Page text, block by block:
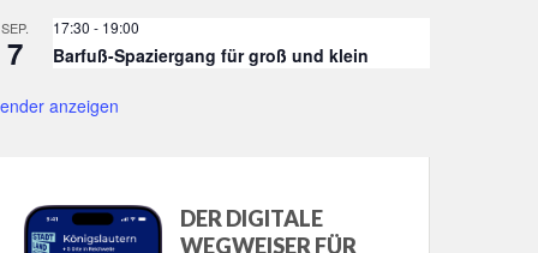
SEP.
7
17:30 - 19:00
Barfuß-Spaziergang für groß und klein
anzeigen
DER DIGITALE
WEGWEISER FÜR